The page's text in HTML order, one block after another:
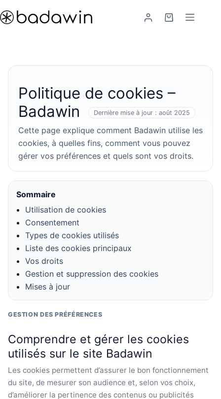
au
contenu
Panier
Politique de cookies –
Badawin
Dernière mise à jour : août 2025
Cette page explique comment Badawin utilise les
cookies, à quelles fins, comment vous pouvez
gérer vos préférences et quels sont vos droits.
Sommaire
Utilisation de cookies
Consentement
Types de cookies utilisés
Liste des cookies principaux
Vos droits
Gestion et suppression des cookies
Mises à jour
GESTION DES PRÉFÉRENCES
Comprendre et gérer les cookies
utilisés sur le site Badawin
Les cookies permettent d’assurer le bon fonctionnement
du site, de mesurer son audience et, selon vos choix,
d’améliorer la pertinence des contenus ou publicités